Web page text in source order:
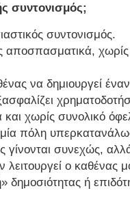
συντονισμός;
συντονισμός.
χωρίς
να δημιουργεί
χωρίς συνολικό
μία πόλη
γίνονται συνεχώς,
ο καθένας
ή